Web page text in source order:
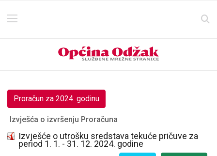
Proračun za 2024. godinu
Izvješća o izvršenju Proračuna
Izvješće o utrošku sredstava tekuće pričuve za
period 1. 1. - 31. 12. 2024. godine